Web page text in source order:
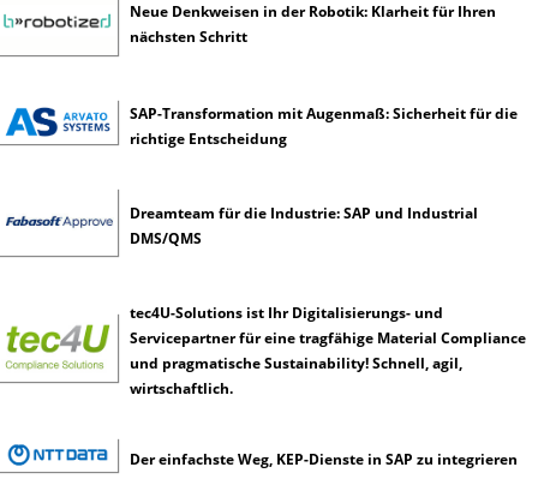
n
z
Neue Denkweisen in der Robotik: Klarheit für Ihren
nächsten Schritt
SAP-Transformation mit Augenmaß: Sicherheit für die
richtige Entscheidung
Dreamteam für die Industrie: SAP und Industrial
DMS/QMS
tec4U-Solutions ist Ihr Digitalisierungs- und
Servicepartner für eine tragfähige Material Compliance
und pragmatische Sustainability! Schnell, agil,
wirtschaftlich.
Der einfachste Weg, KEP-Dienste in SAP zu integrieren